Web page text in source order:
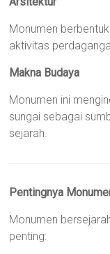
Monumen
aktivitas
Makna Budaya
Monumen ini
sungai sebagai
sejarah.
Pentingnya
Monumen
penting: